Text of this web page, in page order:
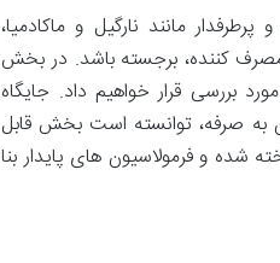
مانند نارگیل و ماکادمیا،
مصرف کننده، برجسته باشد. در بخش
بررسی قرار خواهیم داد. جایگاه
به صرفه، توانسته است بخش قابل
شده و فرمولاسیون های پایدار بنا